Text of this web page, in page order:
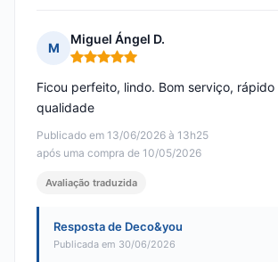
M
Miguel Ángel D.
Nota: 5 em 5
Publicado em 13/06/2026 à 13h25
após uma compra de 10/05/2026
Ficou perfeito, lindo. Bom serviço,
qualidade
Avaliação traduzida
Resposta de Deco&you
Publicada em 30/06/2026